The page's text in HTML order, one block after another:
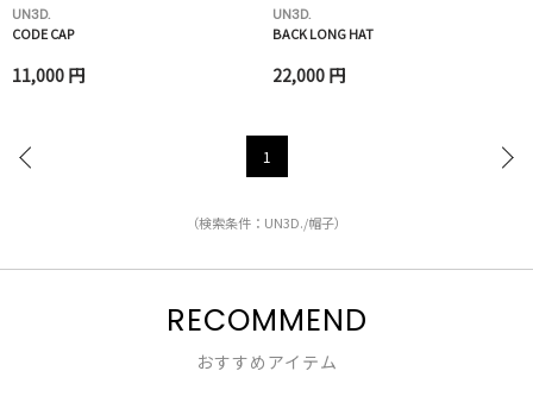
UN3D.
CODE CAP
11,000 円
UN3D.
BACK LONG HAT
22,000 円
1
（検索条件：UN3D./帽子）
RECOMMEND
おすすめアイテム